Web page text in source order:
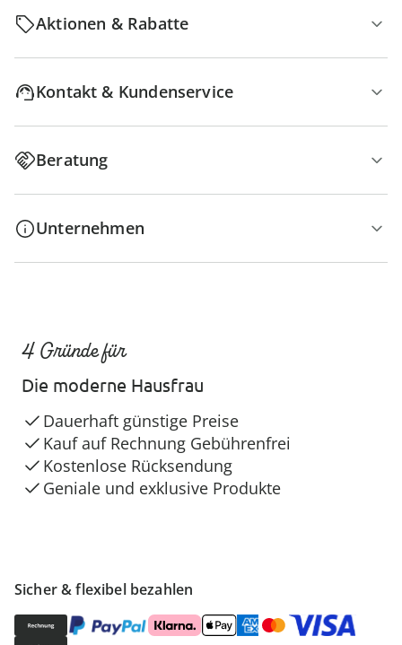
Aktionen & Rabatte
Kontakt & Kundenservice
Beratung
Unternehmen
Sicher & flexibel bezahlen
4 Gründe für
Die moderne Hausfrau
Dauerhaft günstige Preise
Kauf auf Rechnung Gebührenfrei
Kostenlose Rücksendung
Geniale und exklusive Produkte